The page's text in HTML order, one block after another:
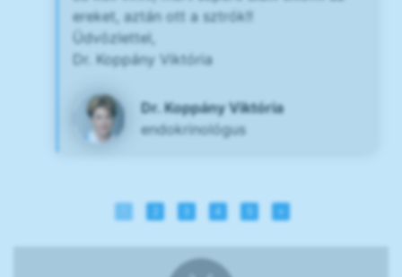
ereket, aztán ott a sztrók!!
Üdvözlettel,
Dr. Koppány Viktória
Dr. Koppány Viktória
endokrinológus
4 »